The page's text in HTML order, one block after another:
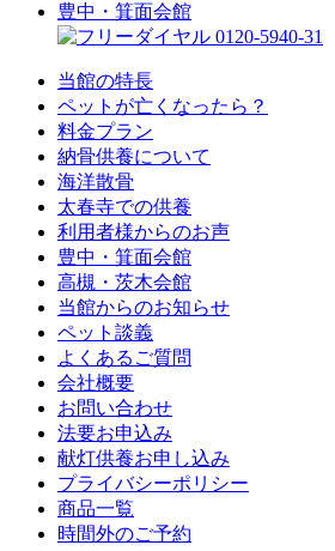
豊中・箕面会館
0120-5940-31
当館の特長
ペットが亡くなったら？
料金プラン
納骨供養について
海洋散骨
太春寺での供養
利用者様からのお声
豊中・箕面会館
高槻・茨木会館
当館からのお知らせ
ペット談義
よくあるご質問
会社概要
お問い合わせ
法要お申込み
献灯供養お申し込み
プライバシーポリシー
商品一覧
時間外のご予約